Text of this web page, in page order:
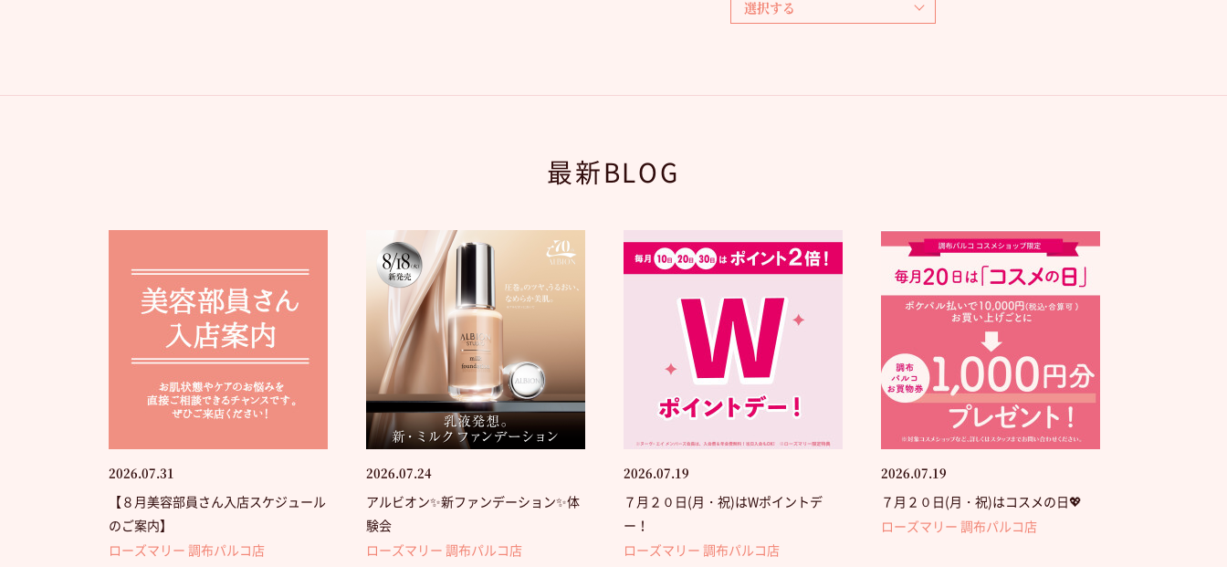
最新BLOG
2026.07.31
【８月美容部員さん入店スケジュール
のご案内】
ローズマリー 調布パルコ店
2026.07.24
アルビオン✨新ファンデーション✨体
験会
ローズマリー 調布パルコ店
2026.07.19
７月２０日(月・祝)はWポイントデ
ー！
ローズマリー 調布パルコ店
2026.07.19
７月２０日(月・祝)はコスメの日💖
ローズマリー 調布パルコ店